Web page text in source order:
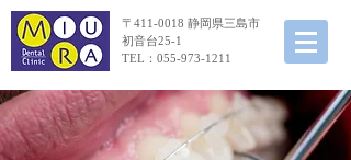
〒411-0018 静岡県三島市
初音台25-1
TEL：055-973-1211